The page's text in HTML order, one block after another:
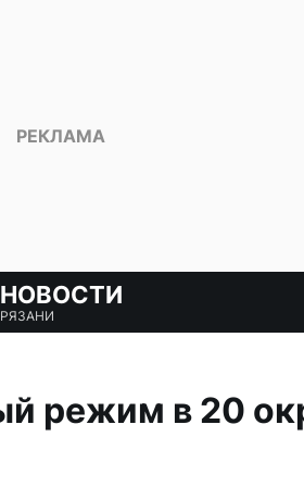
НОВОСТИ
РЯЗАНИ
режим в 20